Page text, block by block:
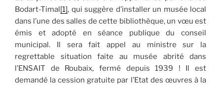
Bodart-Timal[1], qui suggère d’installer un musée local
dans l’une des salles de cette bibliothèque, un vœu est
émis et adopté en séance publique du conseil
municipal. Il sera fait appel au ministre sur la
regrettable situation faite au musée abrité dans
l’ENSAIT de Roubaix, fermé depuis 1939 ! Il est
demandé la cession gratuite par l’Etat des œuvres à la